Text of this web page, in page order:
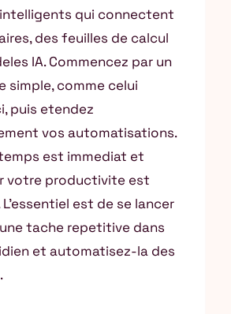
qui connectent
des feuilles de calcul
IA. Commencez par un
simple, comme celui
puis etendez
vos automatisations.
est immediat et
votre productivite est
est de se lancer
tache repetitive dans
et automatisez-la des